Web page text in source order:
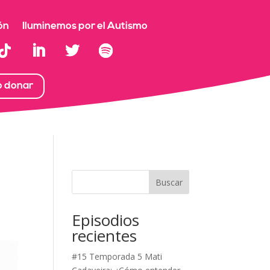
Iluminemos por el Autismo
donar
Buscar
Episodios
recientes
#15 Temporada 5 Mati